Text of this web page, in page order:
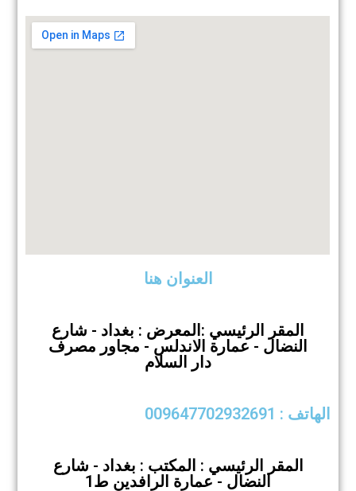
العنوان هنا
المقر الرئيسي :المعرض : بغداد - شارع
النضال - عمارة الاندلس - مجاور مصرف
دار السلام
الهاتف : 009647702932691
المقر الرئيسي : المكتب : بغداد - شارع
النضال - عمارة الرافدين ط1